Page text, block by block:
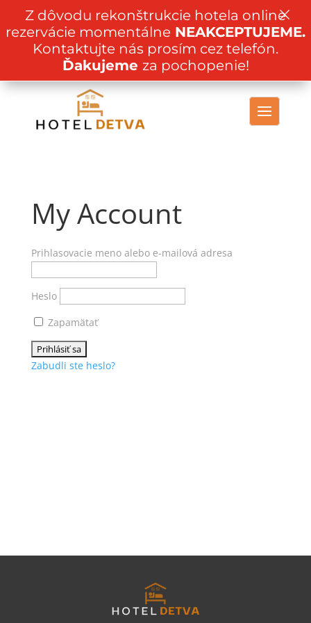
My Account
Prihlasovacie meno alebo e-mailová adresa
Heslo
Zapamätať
Zabudli ste heslo?
Z dôvodu rekonštrukcie hotela online
rezervácie momentálne NEAKCEPTUJEME.
Kontaktujte nás prosím cez telefón.
Ďakujeme za pochopenie!
×